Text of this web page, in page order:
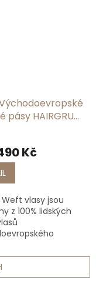
pásy HAIRGRU
Kč
Weft vlasy jsou
z 100% lidských
lesk a dlouhou
Na rozdíl od
variant si vlasy...